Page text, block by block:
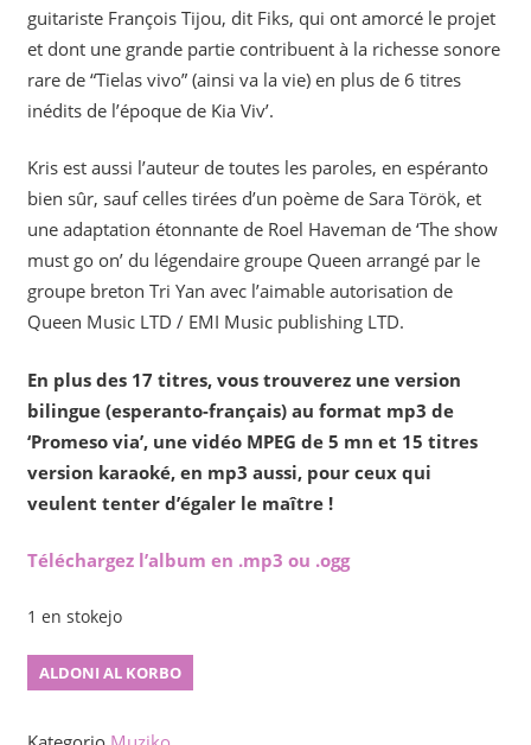
guitariste François Tijou, dit Fiks, qui ont amorcé le projet
et dont une grande partie contribuent à la richesse sonore
rare de “Tielas vivo” (ainsi va la vie) en plus de 6 titres
inédits de l’époque de Kia Viv’.
Kris est aussi l’auteur de toutes les paroles, en espéranto
bien sûr, sauf celles tirées d’un poème de Sara Török, et
une adaptation étonnante de Roel Haveman de ‘The show
must go on’ du légendaire groupe Queen arrangé par le
groupe breton Tri Yan avec l’aimable autorisation de
Queen Music LTD / EMI Music publishing LTD.
En plus des 17 titres, vous trouverez une version
bilingue (esperanto-français) au format mp3 de
‘Promeso via’, une vidéo MPEG de 5 mn et 15 titres
version karaoké, en mp3 aussi, pour ceux qui
veulent tenter d’égaler le maître !
Téléchargez l’album en .mp3 ou .ogg
1 en stokejo
Tielas
kvanto
ALDONI AL KORBO